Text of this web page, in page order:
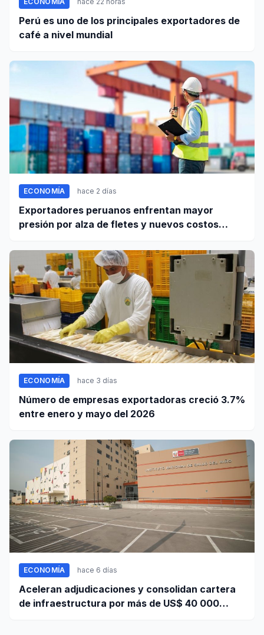
Perú es uno de los principales exportadores de
café a nivel mundial
ECONOMÍA hace 2 días
Exportadores peruanos enfrentan mayor
presión por alza de fletes y nuevos costos
ECONOMÍA hace 3 días
Número de empresas exportadoras creció 3.7%
entre enero y mayo del 2026
ECONOMÍA hace 6 días
Aceleran adjudicaciones y consolidan cartera
de infraestructura por más de US$ 40 000